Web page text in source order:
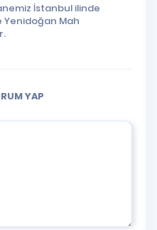
İstanbul ilinde
Mah
YAP